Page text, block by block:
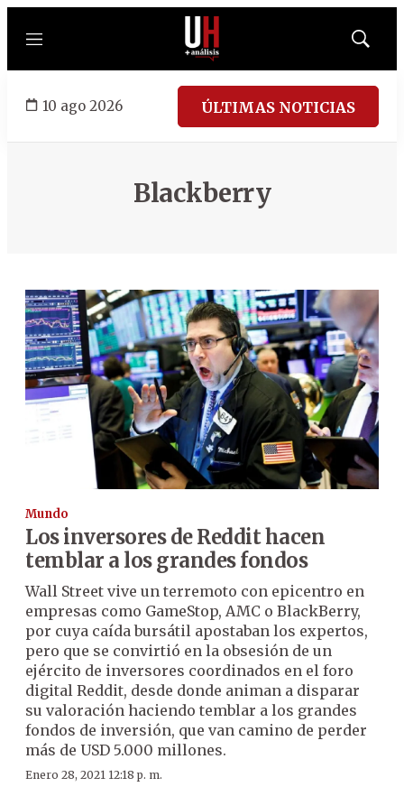
Menú
Mostrar
10 ago 2026 ÚLTIMAS NOTICIAS
Blackberry
Mundo
Los inversores de Reddit hacen
temblar a los grandes fondos
Wall Street vive un terremoto con epicentro en
empresas como GameStop, AMC o BlackBerry,
por cuya caída bursátil apostaban los expertos,
pero que se convirtió en la obsesión de un
ejército de inversores coordinados en el foro
digital Reddit, desde donde animan a disparar
su valoración haciendo temblar a los grandes
fondos de inversión, que van camino de perder
más de USD 5.000 millones.
Enero 28, 2021 12:18 p. m.